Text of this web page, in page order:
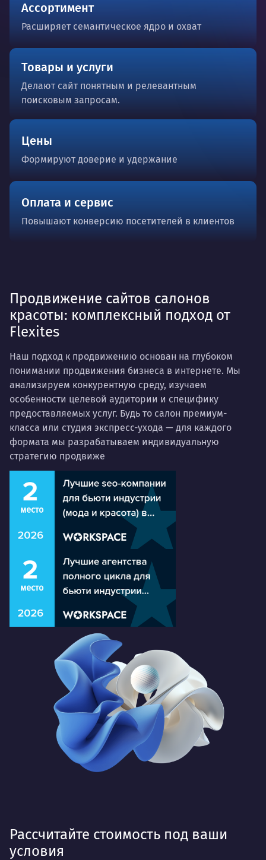
Ассортимент
Расширяет семантическое ядро и охват
Товары и услуги
Делают сайт понятным и релевантным
поисковым запросам.
Цены
Формируют доверие и удержание
Оплата и сервис
Повышают конверсию посетителей в клиентов
Продвижение сайтов салонов
красоты: комплексный подход от
Flexites
Наш подход к продвижению основан на глубоком
понимании продвижения бизнеса в интернете. Мы
анализируем конкурентную среду, изучаем
особенности целевой аудитории и специфику
предоставляемых услуг. Будь то салон премиум-
класса или студия экспресс-ухода — для каждого
формата мы разрабатываем индивидуальную
стратегию продвиже
Рассчитайте стоимость под ваши
условия